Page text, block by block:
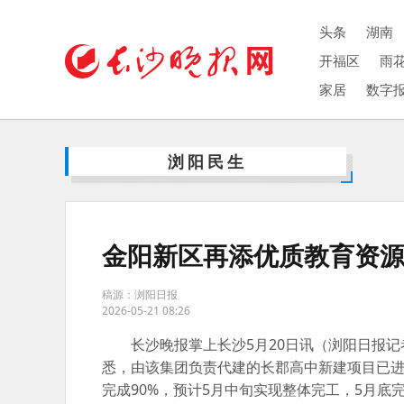
头条
湖南
开福区
雨
家居
数字
浏阳民生
金阳新区再添优质教育资源
稿源：浏阳日报
2026-05-21 08:26
长沙晚报掌上长沙5月20日讯（浏阳日报
悉，由该集团负责代建的长郡高中新建项目已
完成90%，预计5月中旬实现整体完工，5月底